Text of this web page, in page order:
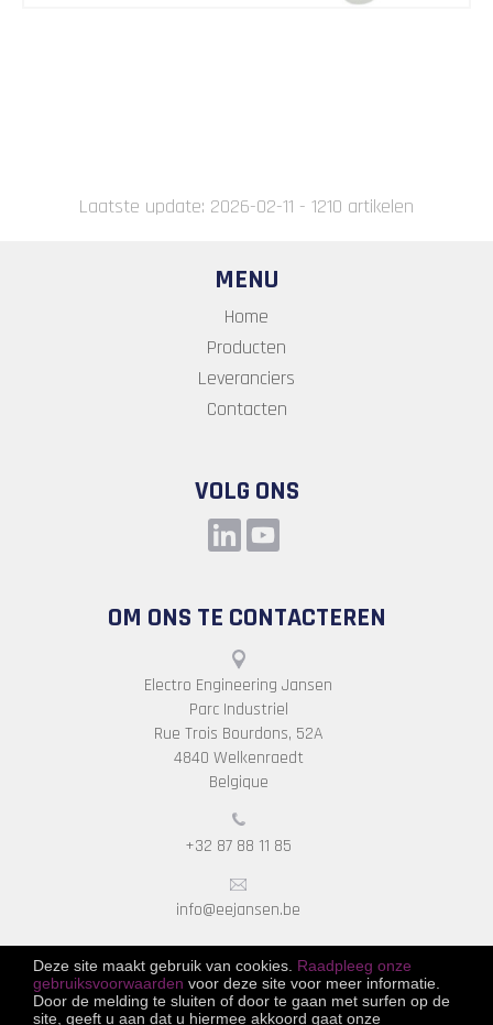
Laatste update: 2026-02-11 - 1210 artikelen
MENU
Home
Producten
Leveranciers
Contacten
VOLG ONS
OM ONS TE CONTACTEREN
Electro Engineering Jansen
Parc Industriel
Rue Trois Bourdons, 52A
4840 Welkenraedt
Belgique
+32 87 88 11 85
info@eejansen.be
Deze site maakt gebruik van cookies. Raadpleeg onze
gebruiksvoorwaarden voor deze site voor meer informatie.
Door de melding te sluiten of door te gaan met surfen op de
site, geeft u aan dat u hiermee akkoord gaat onze